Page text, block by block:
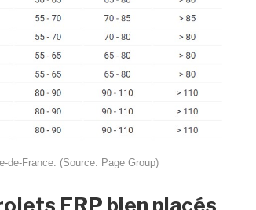
de-France. (Source: Page Group)
ERP bien placés